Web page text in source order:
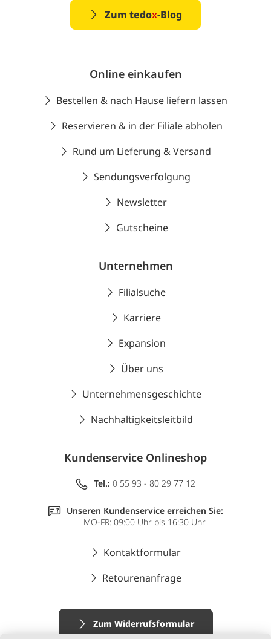
Zum tedox-Blog
Online einkaufen
Bestellen & nach Hause liefern lassen
Reservieren & in der Filiale abholen
Rund um Lieferung & Versand
Sendungsverfolgung
Newsletter
Gutscheine
Unternehmen
Filialsuche
Karriere
Expansion
Über uns
Unternehmensgeschichte
Nachhaltigkeitsleitbild
Kundenservice Onlineshop
Tel.: 0 55 93 - 80 29 77 12
Unseren Kundenservice erreichen Sie:
MO-FR: 09:00 Uhr bis 16:30 Uhr
Kontaktformular
Retourenanfrage
Zum Widerrufsformular